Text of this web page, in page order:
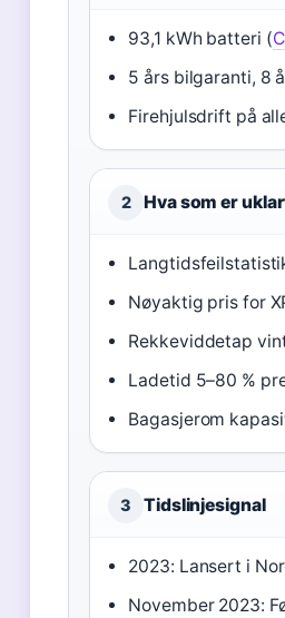
93,1 kWh batteri (
5 års bilgaranti, 8
Firehjulsdrift på
2 Hva som er
Nøyaktig pris for
Rekkeviddetap
Ladetid 5–80 %
Bagasjerom
3 Tidslinjesignal
2023: Lansert i
November 2023: